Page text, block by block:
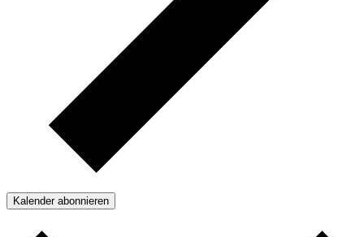
Kalender abonnieren